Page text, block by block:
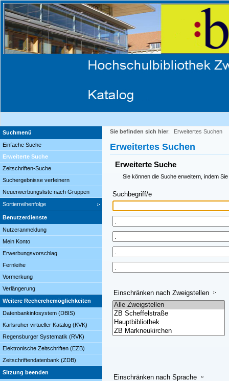
Suchmenü
Einfache Suche
Erweiterte Suche
Zeitschriften-Suche
Suchergebnisse verfeinern
Neuerwerbungsliste nach Gruppen
Sortierreihenfolge
Benutzerdienste
Nutzeranmeldung
Mein Konto
Erwerbungsvorschlag
Fernleihe
Vormerkung
Verlängerung
Weitere Recherchemöglichkeiten
Datenbankinfosystem (DBIS)
Karlsruher virtueller Katalog (KVK)
Regensburger Systematik (RVK)
Elektronische Zeitschriften (EZB)
Zeitschriftendatenbank (ZDB)
Sitzung beenden
Sie befinden sich hier: Erweitertes Suchen
Erweitertes Suchen
Erweiterte Suche
Sie können die Suche erweitern, indem
Suchbegriff/e
Einschränken nach Zweigstellen
Einschränken nach Sprache